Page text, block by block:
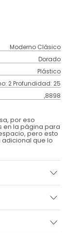
Moderno Clásico
Dorado
Plástico
2 Profundidad: 25
,8898
por eso
en la página para
pero esto
adicional que lo